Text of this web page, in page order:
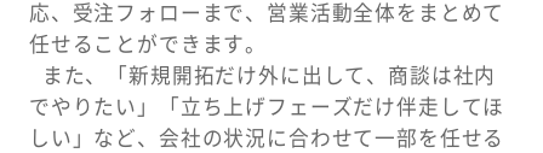
応、受注フォローまで、営業活動全体をまとめて
任せることができます。
また、「新規開拓だけ外に出して、商談は社内
でやりたい」「立ち上げフェーズだけ伴走してほ
しい」など、会社の状況に合わせて一部を任せる